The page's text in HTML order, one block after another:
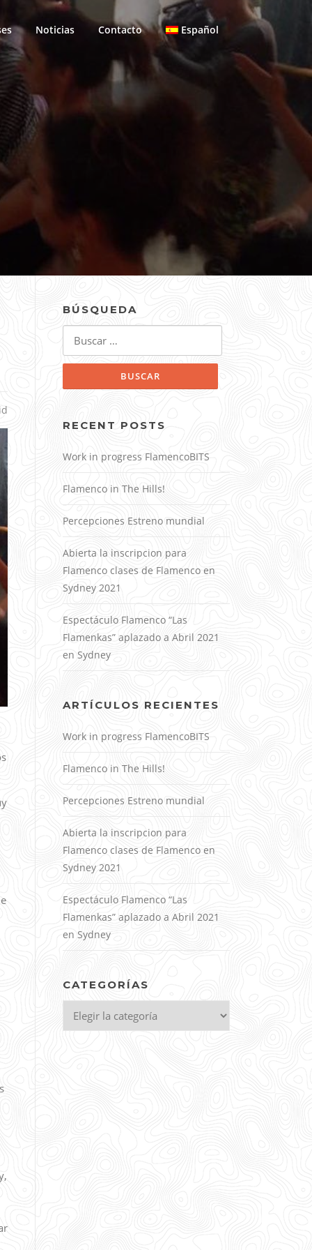
Noticias Contacto Español
BÚSQUEDA
RECENT POSTS
Work in progress FlamencoBITS
Flamenco in The Hills!
Percepciones Estreno mundial
Abierta la inscripcion para
Flamenco clases de Flamenco en
Sydney 2021
Espectáculo Flamenco “Las
Flamenkas” aplazado a Abril 2021
en Sydney
ARTÍCULOS RECIENTES
Work in progress FlamencoBITS
Flamenco in The Hills!
Percepciones Estreno mundial
Abierta la inscripcion para
Flamenco clases de Flamenco en
Sydney 2021
Espectáculo Flamenco “Las
Flamenkas” aplazado a Abril 2021
en Sydney
CATEGORÍAS